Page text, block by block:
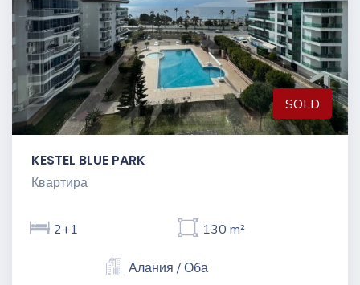
SOLD
KESTEL BLUE PARK
Квартира
2+1 130 m²
Алания / Оба